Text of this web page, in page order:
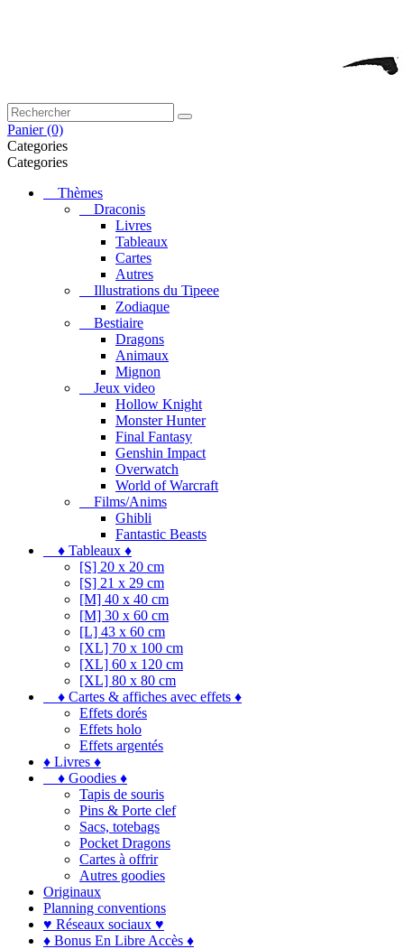
Panier (0)
Categories
Categories
Thèmes
Draconis
Livres
Tableaux
Cartes
Autres
Illustrations du Tipeee
Zodiaque
Bestiaire
Dragons
Animaux
Mignon
Jeux video
Hollow Knight
Monster Hunter
Final Fantasy
Genshin Impact
Overwatch
World of Warcraft
Films/Anims
Ghibli
Fantastic Beasts
♦ Tableaux ♦
[S] 20 x 20 cm
[S] 21 x 29 cm
[M] 40 x 40 cm
[M] 30 x 60 cm
[L] 43 x 60 cm
[XL] 70 x 100 cm
[XL] 60 x 120 cm
[XL] 80 x 80 cm
♦ Cartes & affiches avec effets ♦
Effets dorés
Effets holo
Effets argentés
♦ Livres ♦
♦ Goodies ♦
Tapis de souris
Pins & Porte clef
Sacs, totebags
Pocket Dragons
Cartes à offrir
Autres goodies
Originaux
Planning conventions
♥ Réseaux sociaux ♥
♦ Bonus En Libre Accès ♦